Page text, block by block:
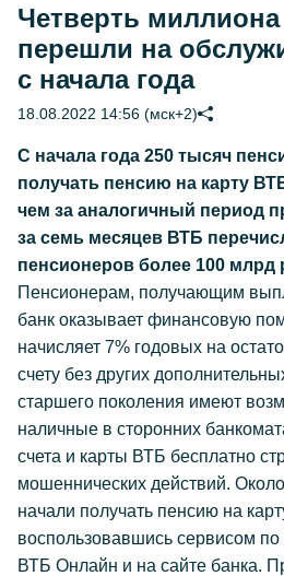
Четверть
перешли на
с начала года
18.08.2022 14:56 (мск+2)
С начала года 250 тысяч
получать пенсию на карту
чем за аналогичный период
за семь месяцев ВТБ
пенсионеров более 100 млрд
Пенсионерам, получающим
банк оказывает финансовую
начисляет 7% годовых на
счету без других
старшего поколения имеют
наличные в сторонних
счета и карты ВТБ бесплатно
мошеннических действий.
начали получать пенсию на
воспользовавшись сервисом
ВТБ Онлайн и на сайте банка.